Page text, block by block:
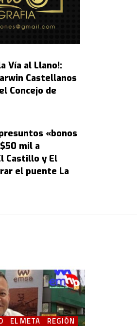
Vía al Llano!:
Castellanos
Concejo de
«bonos
mil a
Castillo y El
el puente La
EL META
REGIÓN